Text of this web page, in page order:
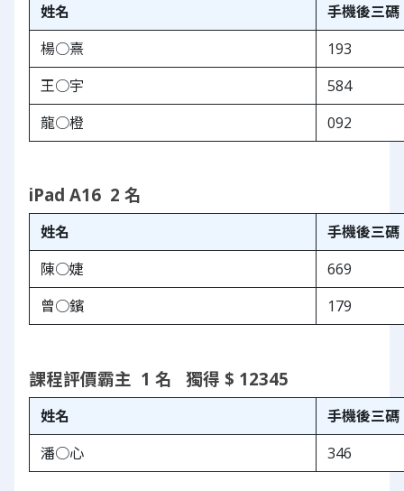
姓名
手機後三碼
楊○熹
193
王○宇
584
龍○橙
092
iPad A16  2 名
姓名
手機後三碼
陳○婕
669
曾○鑌
179
課程評價霸主  1 名   獨得 $ 12345
姓名
手機後三碼
潘○心
346